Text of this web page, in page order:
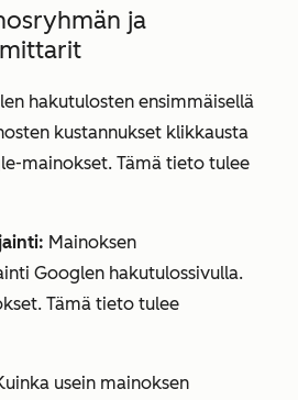
ja
hakutulosten ensimmäisellä
kustannukset klikkausta
mainokset. Tämä tieto tulee
Mainoksen
Googlen hakutulossivulla.
Tämä tieto tulee
usein mainoksen